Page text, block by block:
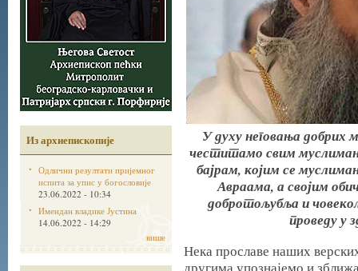
Из архиепископије
Одлични резултати пријемног
испита за упис у богословије
23.06.2022 - 10:34
Имендан владике Јустина
14.06.2022 - 14:29
више
У духу неговања добрих
честитамо свим
бајрам, којим се
Авраама, а својим
добротољубља и
проведу у
Нека прославе наших